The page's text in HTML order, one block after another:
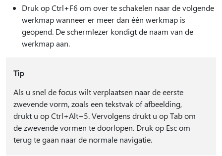
Druk op Ctrl+F6 om over te schakelen naar de volgende
werkmap wanneer er meer dan één werkmap is
geopend. De schermlezer kondigt de naam van de
werkmap aan.
Tip
Als u snel de focus wilt verplaatsen naar de eerste
zwevende vorm, zoals een tekstvak of afbeelding,
drukt u op Ctrl+Alt+5. Vervolgens drukt u op Tab om
de zwevende vormen te doorlopen. Druk op Esc om
terug te gaan naar de normale navigatie.